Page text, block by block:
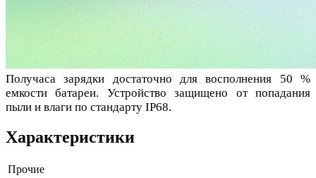
Получаса зарядки достаточно для восполнения 50 %
емкости батареи. Устройство защищено от попадания
пыли и влаги по стандарту IP68.
Характеристики
Прочие